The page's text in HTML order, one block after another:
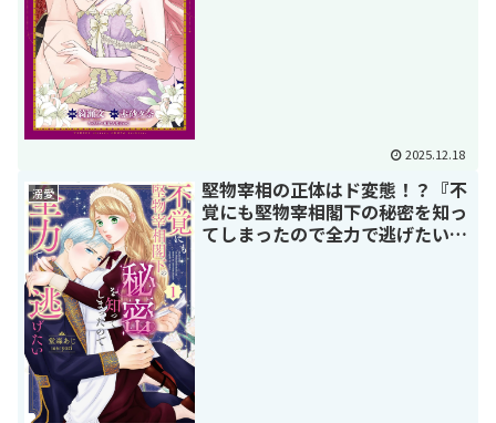
2025.12.18
溺愛
堅物宰相の正体はド変態！？『不
覚にも堅物宰相閣下の秘密を知っ
てしまったので全力で逃げたい』